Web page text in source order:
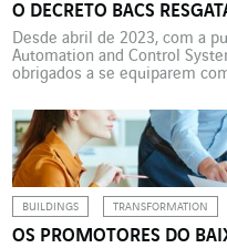
O DECRETO BACS
Desde abril de 2023, com a
Automation and Control
obrigados a se equiparem
energia. Pierre Megret,
Energies Building Solutions,
BUILDINGS TRANSFORMATION
OS PROMOTORES DO